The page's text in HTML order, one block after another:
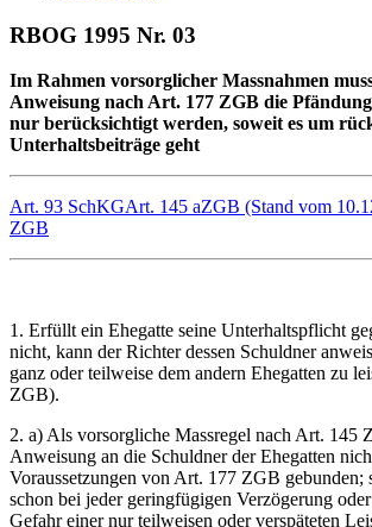
RBOG 1995 Nr. 03
Im Rahmen vorsorglicher Massnahmen
Anweisung nach Art. 177 ZGB die
nur berücksichtigt werden, soweit es um
Unterhaltsbeiträge geht
Art. 93 SchKGArt. 145 aZGB (Stand vom
ZGB
1. Erfüllt ein Ehegatte seine Unterhaltspflicht
nicht, kann der Richter dessen Schuldner
ganz oder teilweise dem andern Ehegatten zu
ZGB).
2. a) Als vorsorgliche Massregel nach Art. 145
Anweisung an die Schuldner der Ehegatten
Voraussetzungen von Art. 177 ZGB gebunden;
schon bei jeder geringfügigen Verzögerung
Gefahr einer nur teilweisen oder verspäteten